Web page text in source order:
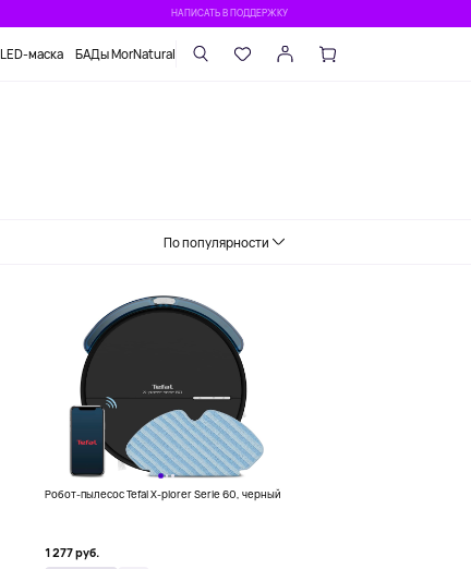
НАПИСАТЬ В ПОДДЕРЖКУ
LED-маска БАДы MorNatural
По популярности
Робот-пылесос Tefal X-plorer Serie 60, черный
1 277 руб.